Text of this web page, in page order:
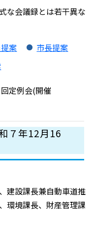
な会議録とは若干異な
案
市長提案
定例会(開催
７年12月16
建設課長兼自動車道推
環境課長、財産管理課